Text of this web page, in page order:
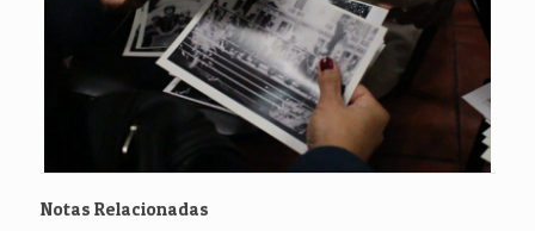
Notas Relacionadas